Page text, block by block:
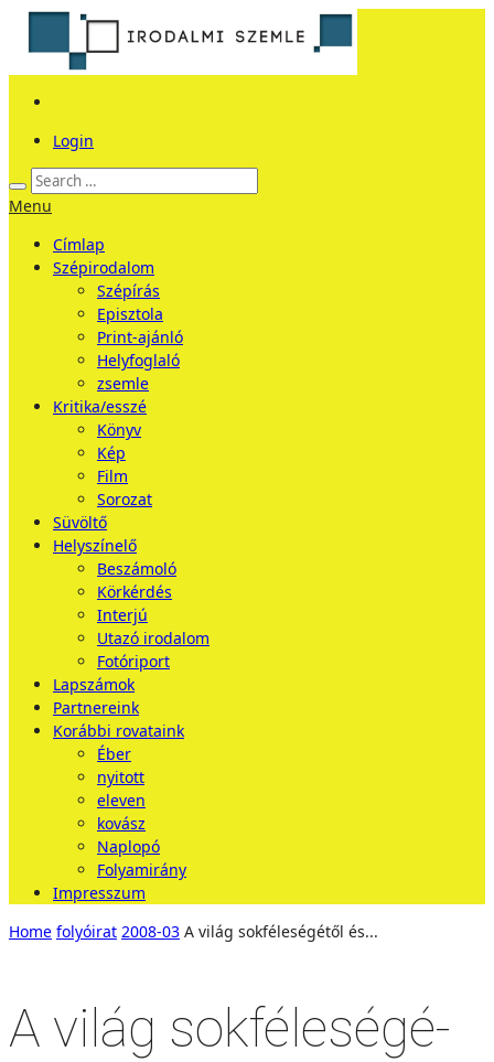
Login
Menu
Címlap
Szépirodalom
Szépírás
Episztola
Print-ajánló
Helyfoglaló
zsemle
Kritika/esszé
Könyv
Kép
Film
Sorozat
Süvöltő
Helyszínelő
Beszámoló
Körkérdés
Interjú
Utazó irodalom
Fotóriport
Lapszámok
Partnereink
Korábbi rovataink
Éber
nyitott
eleven
kovász
Naplopó
Folyamirány
Impresszum
Home folyóirat 2008-03 A vi­lág sok­fé­le­sé­gé­től és...
A vi­lág sok­fé­le­sé­gé­